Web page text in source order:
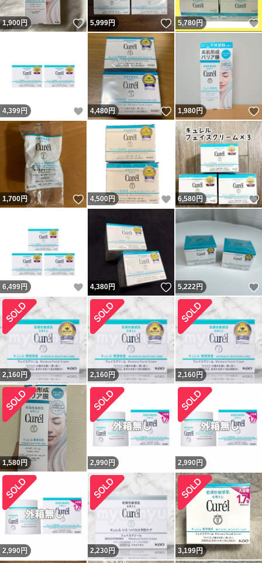
1,900円 いいね！
5,999円 いいね！
5,780円
4,399円 いいね！
4,480円 いいね！
1,980円
1,700円 いいね！
4,500円 いいね！
6,580円
6,499円 いいね！
4,380円 いいね！
5,222円
2,160円 2,160円 2,160円
1,580円 2,990 円 2,990 円
2,990 円 2,230円 3,199円